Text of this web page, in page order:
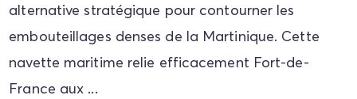
alternative stratégique pour contourner les
embouteillages denses de la Martinique. Cette
navette maritime relie efficacement Fort-de-
France aux ...